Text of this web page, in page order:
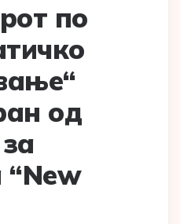
по
од
“New